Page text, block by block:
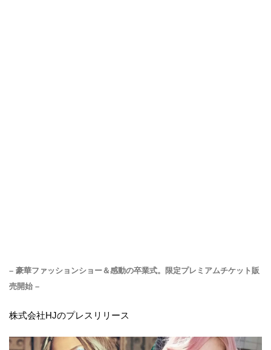
– 豪華ファッションショー＆感動の卒業式。限定プレミアムチケット販
売開始 –
株式会社HJのプレスリリース